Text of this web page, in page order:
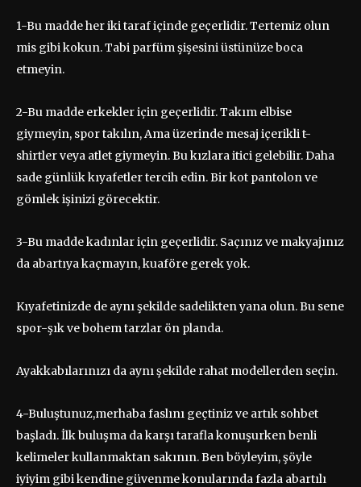
1-Bu madde her iki taraf içinde geçerlidir. Tertemiz olun
mis gibi kokun. Tabi parfüm şişesini üstünüze boca
etmeyin.
2-Bu madde erkekler için geçerlidir. Takım elbise
giymeyin, spor takılın, Ama üzerinde mesaj içerikli t-
shirtler veya atlet giymeyin. Bu kızlara itici gelebilir. Daha
sade günlük kıyafetler tercih edin. Bir kot pantolon ve
gömlek işinizi görecektir.
3-Bu madde kadınlar için geçerlidir. Saçınız ve makyajınız
da abartıya kaçmayın, kuaföre gerek yok.
Kıyafetinizde de aynı şekilde sadelikten yana olun. Bu sene
spor-şık ve bohem tarzlar ön planda.
Ayakkabılarınızı da aynı şekilde rahat modellerden seçin.
4-Buluştunuz,merhaba faslını geçtiniz ve artık sohbet
başladı. İlk buluşma da karşı tarafla konuşurken benli
kelimeler kullanmaktan sakının. Ben böyleyim, şöyle
iyiyim gibi kendine güvenme konularında fazla abartılı